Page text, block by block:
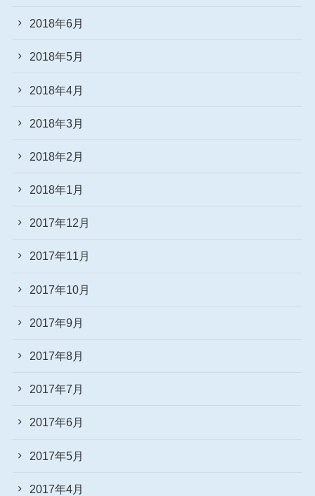
2018年6月
2018年5月
2018年4月
2018年3月
2018年2月
2018年1月
2017年12月
2017年11月
2017年10月
2017年9月
2017年8月
2017年7月
2017年6月
2017年5月
2017年4月